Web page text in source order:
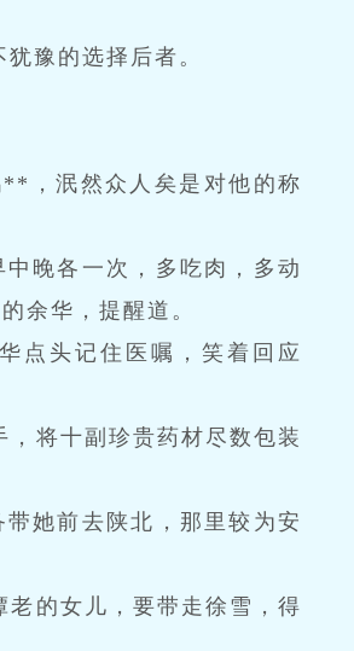
豫的选择后者。
，泯然众人矣是对他的称
晚各一次，多吃肉，多动
余华，提醒道。
点头记住医嘱，笑着回应
将十副珍贵药材尽数包装
她前去陕北，那里较为安
的女儿，要带走徐雪，得